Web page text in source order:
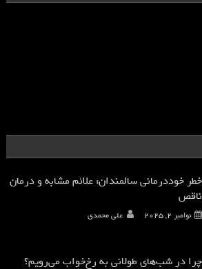
خطر خوددرمانی سالمندان: علائم مشابه و درمان
ناقص
نوامبر 2, 2025 علی محمدی
چرا در شب‌های طولانی به رخ‌خواب می‌رویم؟